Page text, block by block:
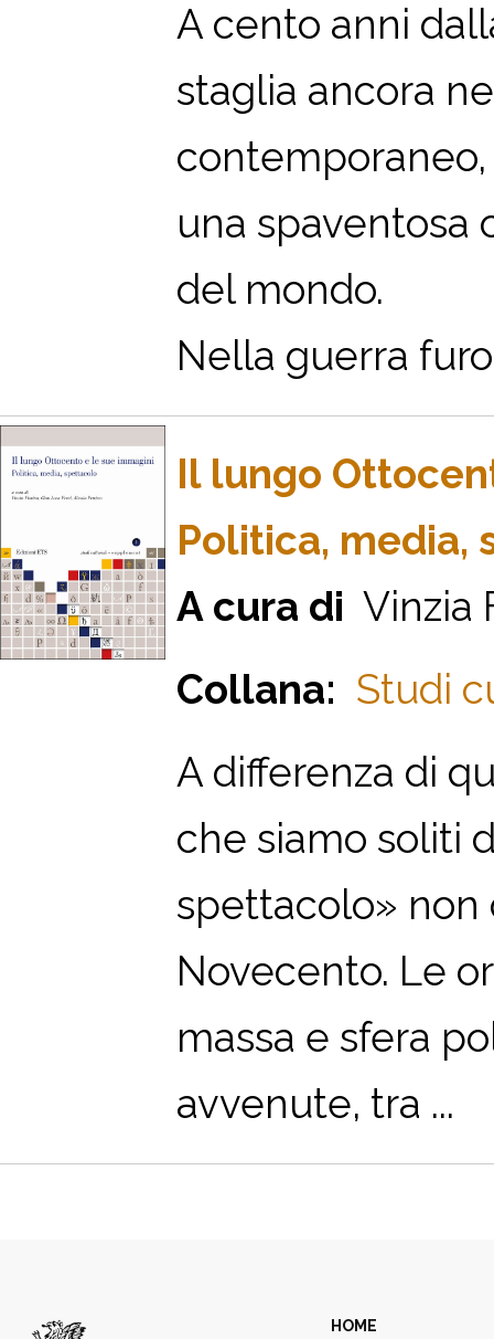
A cento anni
staglia ancora
una spaventosa
del mondo.
Nella guerra
Il lungo
Politica, media,
A cura di Vinzia
Collana: Studi
A differenza di
che siamo soliti
spettacolo»
Novecento. Le
massa e sfera
avvenute, tra ...
HOME